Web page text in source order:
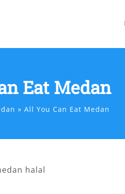
Eat Medan
All You Can Eat Medan